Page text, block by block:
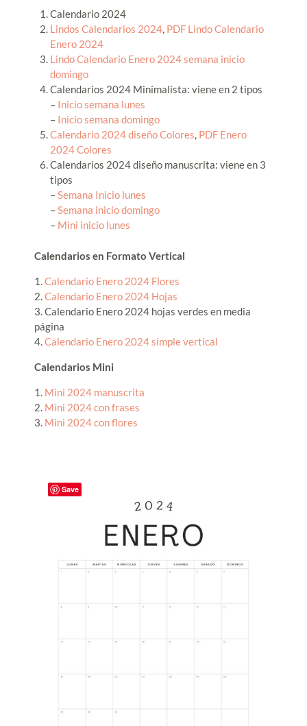
Calendario 2024
Lindos Calendarios 2024, PDF Lindo Calendario
Enero 2024
Lindo Calendario Enero 2024 semana inicio
domingo
Calendarios 2024 Minimalista: viene en 2 tipos
– Inicio semana lunes
– Inicio semana domingo
Calendario 2024 diseño Colores, PDF Enero
2024 Colores
Calendarios 2024 diseño manuscrita: viene en 3
tipos
–Semana Inicio lunes
–Semana inicio domingo
– Mini inicio lunes
Calendarios en Formato Vertical
1.Calendario Enero 2024 Flores
2.Calendario Enero 2024 Hojas
3. Calendario Enero 2024 hojas verdes en media
página
4.Calendario Enero 2024 simple vertical
Calendarios Mini
1. Mini 2024 manuscrita
2. Mini 2024 con frases
3. Mini 2024 con flores
Save